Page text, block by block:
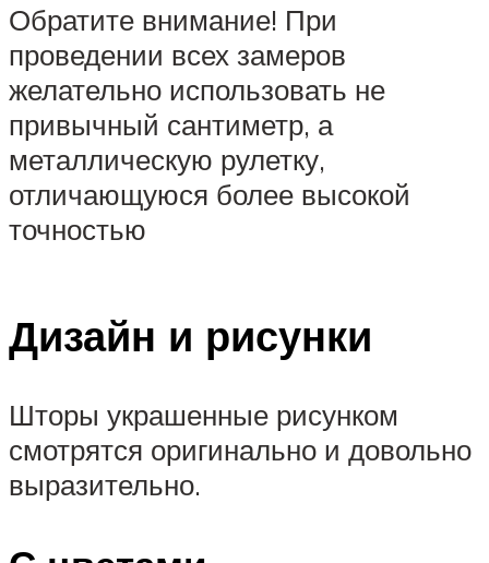
Обратите внимание! При
проведении всех замеров
желательно использовать не
привычный сантиметр, а
металлическую рулетку,
отличающуюся более высокой
точностью
Дизайн и рисунки
Шторы украшенные рисунком
смотрятся оригинально и довольно
выразительно.